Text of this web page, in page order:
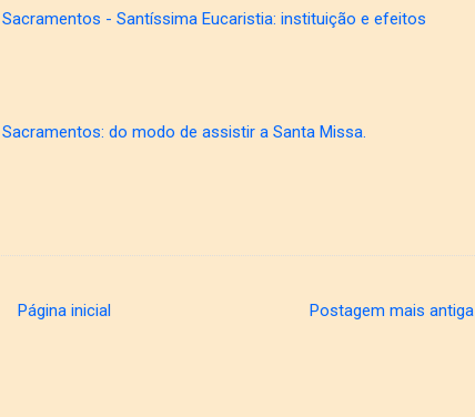
- Santíssima Eucaristia: instituição e efeitos
do modo de assistir a Santa Missa.
Postagem mais antiga
Página inicial